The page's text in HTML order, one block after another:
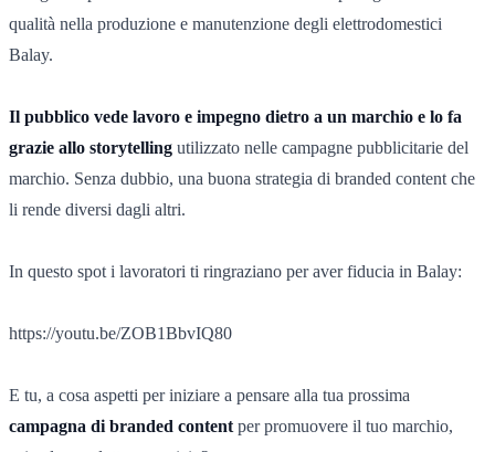
qualità nella produzione e manutenzione degli elettrodomestici
Balay.
Il pubblico vede lavoro e impegno dietro a un marchio e lo fa
grazie allo storytelling utilizzato nelle campagne pubblicitarie del
marchio. Senza dubbio, una buona strategia di branded content che
li rende diversi dagli altri.
In questo spot i lavoratori ti ringraziano per aver fiducia in Balay:
https://youtu.be/ZOB1BbvIQ80
E tu, a cosa aspetti per iniziare a pensare alla tua prossima
campagna di branded content per promuovere il tuo marchio,